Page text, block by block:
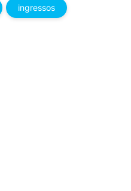
ingressos